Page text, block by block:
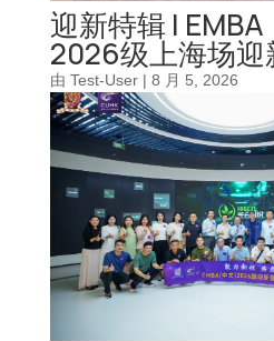
迎新特辑 | EMBA
2026级上海场迎
由 Test-User| 8 月 5, 2026